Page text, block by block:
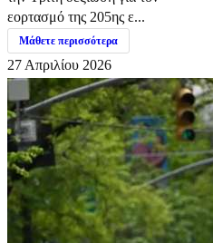
εορτασμό της 205ης ε...
Μάθετε περισσότερα
27 Απριλίου 2026